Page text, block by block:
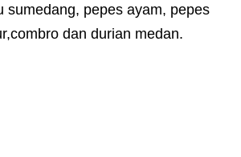
sumedang, pepes ayam, pepes
dan durian medan.